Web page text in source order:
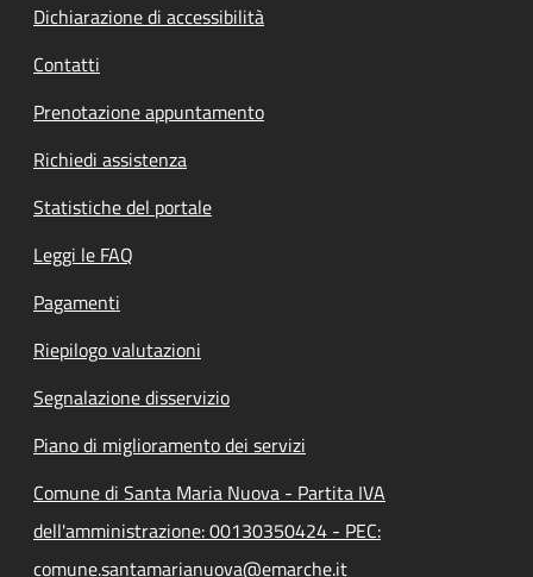
Dichiarazione di accessibilità
Contatti
Prenotazione appuntamento
Richiedi assistenza
Statistiche del portale
Leggi le FAQ
Pagamenti
Riepilogo valutazioni
Segnalazione disservizio
Piano di miglioramento dei servizi
Comune di Santa Maria Nuova - Partita IVA
dell'amministrazione: 00130350424 - PEC:
comune.santamarianuova@emarche.it